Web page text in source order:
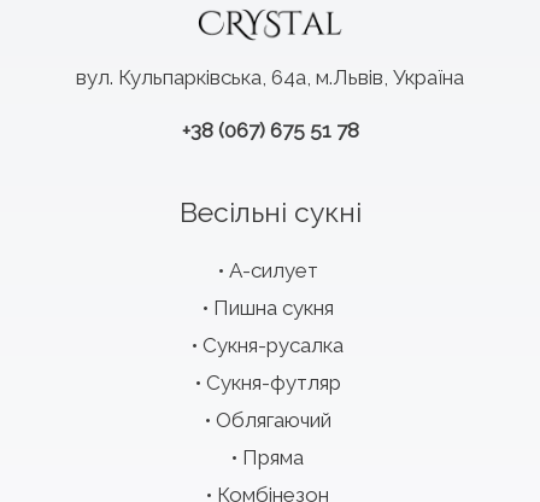
вул. Кульпарківська, 64а, м.Львів, Україна
+38 (067) 675 51 78
Весільні сукні
А-силует
Пишна сукня
Сукня-русалка
Сукня-футляр
Облягаючий
Пряма
Комбінезон